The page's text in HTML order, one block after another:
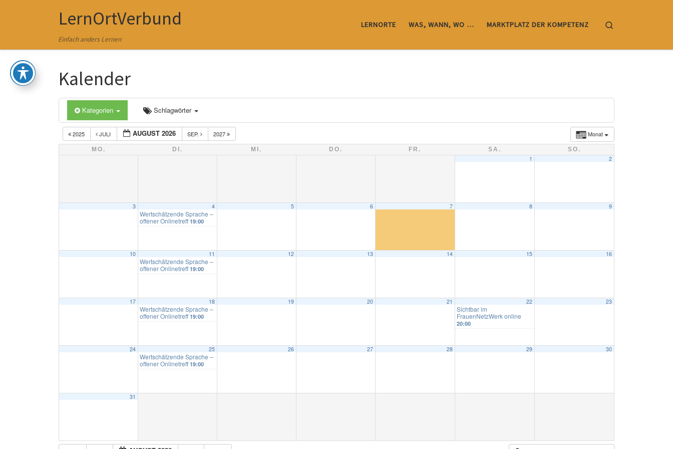
Zum Inhalt springenLernOrtVerbund
Einfach anders Lernen
LERNORTE WAS, WANN, WO … MARKTPLATZ DER KOMPETENZ
Kalender
Kategorien Schlagwörter
Monat
2025 JULI AUGUST 2026 SEP. 2027
MO. DI. MI. DO. FR. SA. SO.
1 2
3 4
Wertschätzende Sprache –
offener Onlinetreff19:00
5 6 7 8 9
10 11
Wertschätzende Sprache –
offener Onlinetreff19:00
12 13 14 15 16
17 18
Wertschätzende Sprache –
offener Onlinetreff19:00
19 20 21 22
Sichtbar im
FrauenNetzWerk online
20:00
23
24 25
Wertschätzende Sprache –
offener Onlinetreff19:00
26 27 28 29 30
31